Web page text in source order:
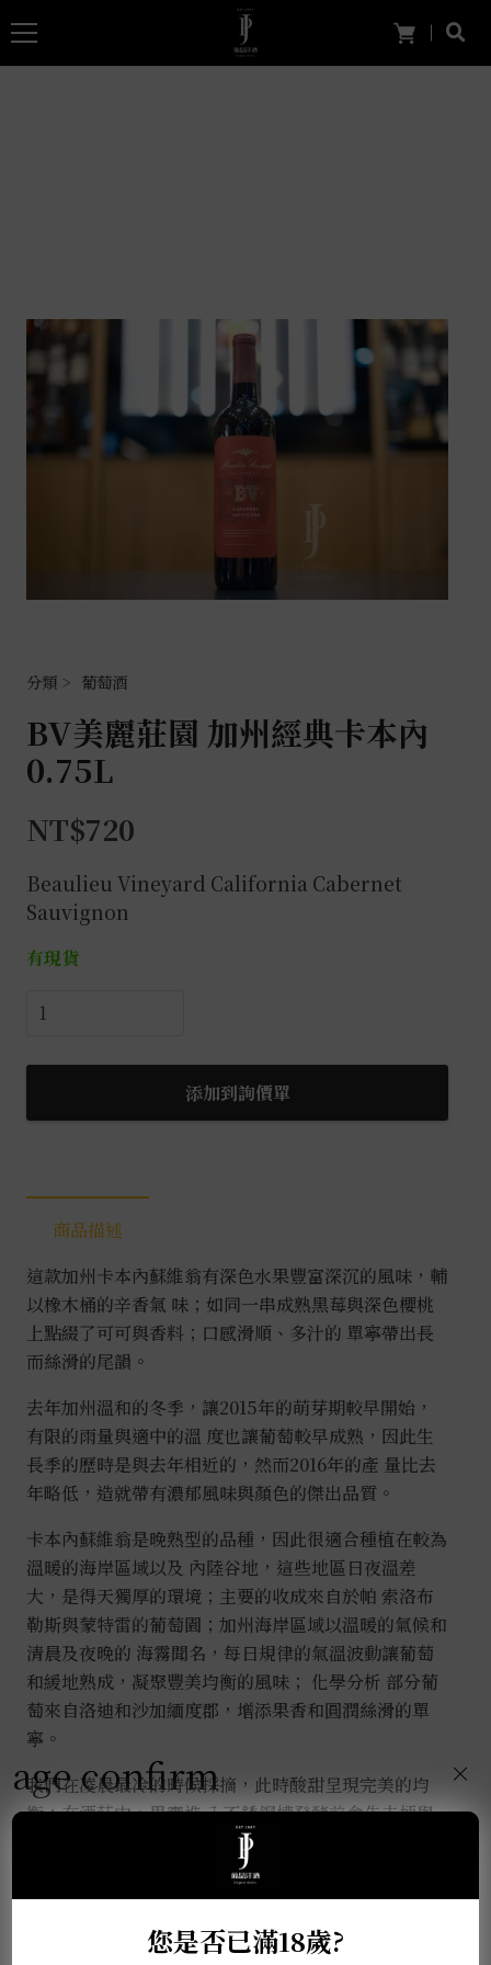
葡萄酒
BV美麗莊園 加州經典卡本內
0.75L
NT$720
Beaulieu Vineyard California Cabernet
Sauvignon
有現貨
BV
麗
園
經
本
內
0.75L
數
量
添加到詢價單
商品描述
這款加州卡本內蘇維翁有深色水果豐富深沉的風味，輔
以橡木桶的辛香氣 味；如同一串成熟黑莓與深色櫻桃
上點綴了可可與香料；口感滑順、多汁的 單寧帶出長
而絲滑的尾韻。
去年加州溫和的冬季，讓2015年的萌芽期較早開始，
有限的雨量與適中的溫 度也讓葡萄較早成熟，因此生
長季的歷時是與去年相近的，然而2016年的產 量比去
年略低，造就帶有濃郁風味與顏色的傑出品質。
卡本內蘇維翁是晚熟型的品種，因此很適合種植在較為
溫暖的海岸區域以及 內陸谷地，這些地區日夜溫差
大，是得天獨厚的環境；主要的收成來自於帕 索洛布
勒斯與蒙特雷的葡萄園；加州海岸區域以溫暖的氣候和
清晨及夜晚的 海霧聞名，每日規律的氣溫波動讓葡萄
和緩地熟成，凝聚豐美均衡的風味； 化學分析 部分葡
萄來自洛迪和沙加緬度郡，增添果香和圓潤絲滑的單
寧。
我們在凌晨最冷的時候採摘，此時酸甜呈現完美的均
衡；在酒莊中，果實進 入不銹鋼槽發酵前會先去梗與
破皮；為了達成最好的萃取，每日幫浦淋皮三 次；在
法國橡木桶之中熟成十個月，讓香氣與風味更有層次，
以及增添架
age confirm
您是否已滿18歲?
×